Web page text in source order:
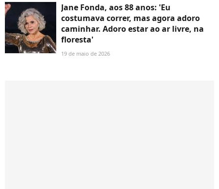
Jane Fonda, aos 88 anos: 'Eu
costumava correr, mas agora adoro
caminhar. Adoro estar ao ar livre, na
floresta'
19 de maio de 2026